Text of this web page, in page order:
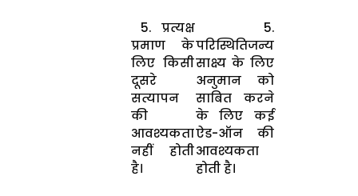
5. प्रत्यक्ष
प्रमाण के
लिए किसी
दूसरे
सत्यापन
की
आवश्यकता
नहीं होती
है।
5.
परिस्थितिजन्य
साक्ष्य के लिए
अनुमान को
साबित करने
के लिए कई
ऐड-ऑन की
आवश्यकता
होती है।